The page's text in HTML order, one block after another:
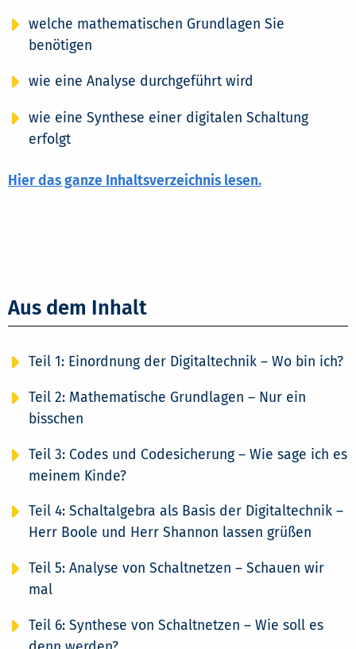
welche mathematischen Grundlagen Sie
benötigen
wie eine Analyse durchgeführt wird
wie eine Synthese einer digitalen Schaltung
erfolgt
Hier das ganze Inhaltsverzeichnis lesen.
Aus dem Inhalt
Teil 1: Einordnung der Digitaltechnik – Wo bin ich?
Teil 2: Mathematische Grundlagen – Nur ein
bisschen
Teil 3: Codes und Codesicherung – Wie sage ich es
meinem Kinde?
Teil 4: Schaltalgebra als Basis der Digitaltechnik –
Herr Boole und Herr Shannon lassen grüßen
Teil 5: Analyse von Schaltnetzen – Schauen wir
mal
Teil 6: Synthese von Schaltnetzen – Wie soll es